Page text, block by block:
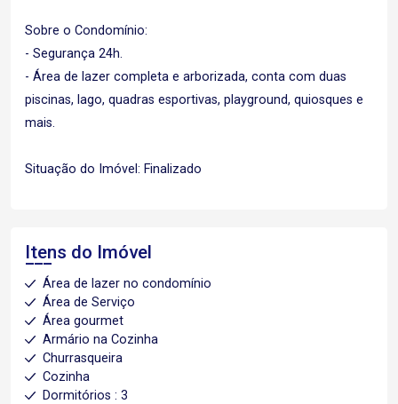
Sobre o Condomínio:
- Segurança 24h.
- Área de lazer completa e arborizada, conta com duas
piscinas, lago, quadras esportivas, playground, quiosques e
mais.
Situação do Imóvel: Finalizado
Itens do Imóvel
Área de lazer no condomínio
Área de Serviço
Área gourmet
Armário na Cozinha
Churrasqueira
Cozinha
Dormitórios : 3